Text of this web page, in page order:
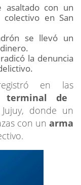
asaltado con un
en San
se llevó un
la denuncia
en las
terminal de
donde un
con un arma